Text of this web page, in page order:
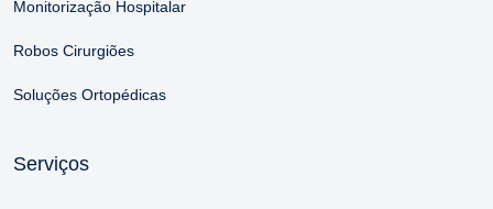
Monitorização Hospitalar
Robos Cirurgiões
Soluções Ortopédicas
Serviços